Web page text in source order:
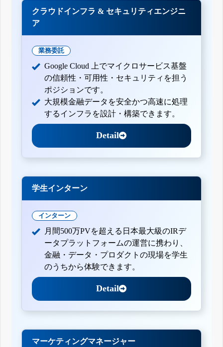
クラウドインフラ & セキュリティエンジニ
ア
業務委託
Google Cloud 上でマイクロサービス基盤
の信頼性・可用性・セキュリティを担う
ポジションです。
大規模金融データを安全かつ高速に処理
するインフラを設計・構築できます。
Detail
学生インターン
インターン
月間500万PVを超える日本最大級のIRデ
ータプラットフォームの運営に携わり、
金融・データ・プロダクトの現場を学生
のうちから体験できます。
Detail
マーケティングマネージャー